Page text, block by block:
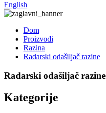
English
Dom
Proizvodi
Razina
Radarski odašiljač razine
Radarski odašiljač razine
Kategorije